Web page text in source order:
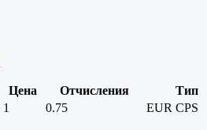
Цена Отчисления
Тип
1 0.75 EUR CPS